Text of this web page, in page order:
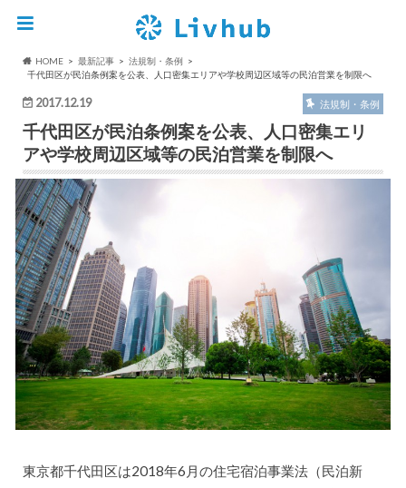
HOME 最新記事
法規制・条例
千代田区が民泊条例案を公表、人口密集エリアや学校周辺区域等の民泊営業を制限へ
2017.12.19 法規制・条例
千代田区が民泊条例案を公表、人口密集エリ
アや学校周辺区域等の民泊営業を制限へ
東京都千代田区は2018年6月の住宅宿泊事業法（民泊新